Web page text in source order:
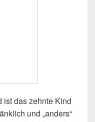
ist das zehnte Kind
und „anders“